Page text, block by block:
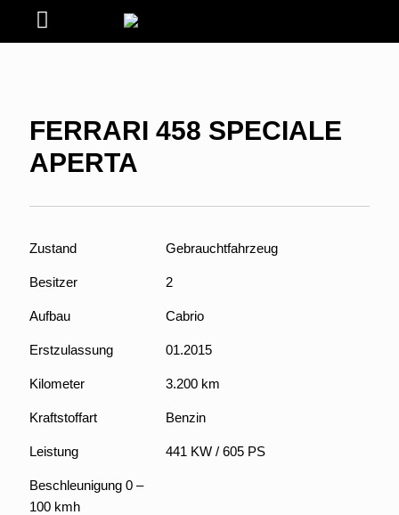
FERRARI 458 SPECIALE
APERTA
Zustand Gebrauchtfahrzeug
Besitzer 2
Aufbau Cabrio
Erstzulassung 01.2015
Kilometer 3.200 km
Kraftstoffart Benzin
Leistung 441 KW / 605 PS
Beschleunigung 0 –
100 kmh